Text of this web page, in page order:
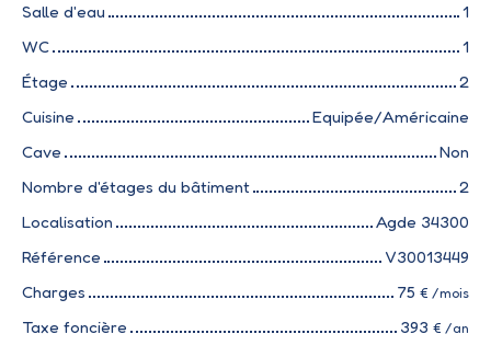
Salle d'eau
1
WC
1
Étage
2
Cuisine
Equipée/Américaine
Cave
Non
Nombre d'étages du bâtiment
2
Localisation
Agde 34300
Référence
V30013449
Charges
75 € /mois
Taxe foncière 393 € /an